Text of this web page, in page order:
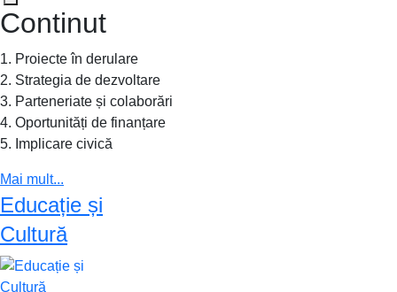
Continut
1. Proiecte în derulare
2. Strategia de dezvoltare
3. Parteneriate și colaborări
4. Oportunități de finanțare
5. Implicare civică
Mai mult...
Educație și
Cultură